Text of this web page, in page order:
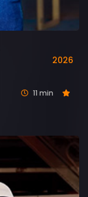
2026
11 min